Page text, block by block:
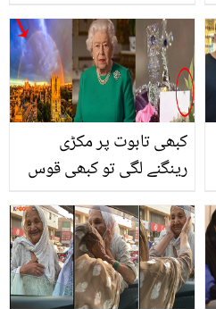
ان کو کون سے پھل اور
سبزیاں دی جائیں؟
کبھی تابوت پر مکڑی
رینگنے لگی تو کبھی قوس
تدفین کے دن پیش آنے والے
عجیب و غریب واقعات